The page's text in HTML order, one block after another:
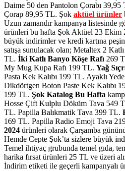
Daime 50 den Pantolon Çorabı
Çorap 89,95 TL. Şok aktüel ürünler
Uzun zamandır kampanya listesinde
ürünleri bu hafta Şok Aktüel 23 Ekim
büyük indirimler ve kredi kartına
satışa sunulacak olan; Metaltex 2
TL. İki Katlı Banyo Köşe Rafı269
My Mug Kupa Rafı 199 TL. Yağ
Pasta Kek Kalıbı 199 TL. Ayaklı
Dikdörtgen Boton Paste Kek Kalıbı
199 TL. Şok Katalog Bu Hafta
Hosse Çift Kulplu Döküm Tava 549
TL. Papilla Balıkmatik Tava 399 TL.
169 TL. Papilla Radio Emoji Tava
2024 ürünleri olarak Çarşamba
Hemde Cepte Şok’ta sizlere büyük
Temel ihtiyaç grubunda temel gıda,
harika fırsat ürünleri 25 TL ve üzeri
İndirim etiketi ile geçerli kampanyalı